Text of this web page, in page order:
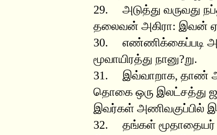
29. அடுத்து வருவது
தலைவன் அகிரா: இவன்
30. எண்ணிக்கைப்படி
மூவாயிரத்து நானு?று.
31. இவ்வாறாக, தாண்
தொகை ஒரு இலட்சத்து
இவர்கள் அணிவகுப்பில்
32. தங்கள் மூதாதையர்